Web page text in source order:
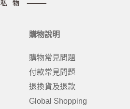
購物說明
購物常見問題
付款常見問題
退換貨及退款
Global Shopping